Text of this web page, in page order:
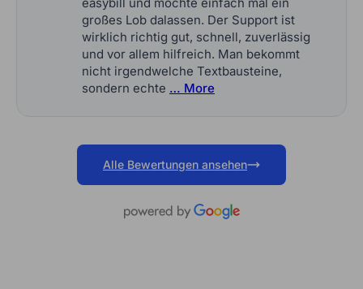
großes Lob dalassen. Der Support ist
wirklich richtig gut, schnell, zuverlässig
und vor allem hilfreich. Man bekommt
nicht irgendwelche Textbausteine,
sondern echte … More
Alle Bewertungen ansehen